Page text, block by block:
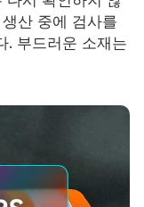
산 중에 검사를
. 부드러운 소재는